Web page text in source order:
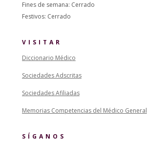
Fines de semana: Cerrado
Festivos: Cerrado
VISITAR
Diccionario Médico
Sociedades Adscritas
Sociedades Afiliadas
Memorias Competencias del Médico General
SÍGANOS